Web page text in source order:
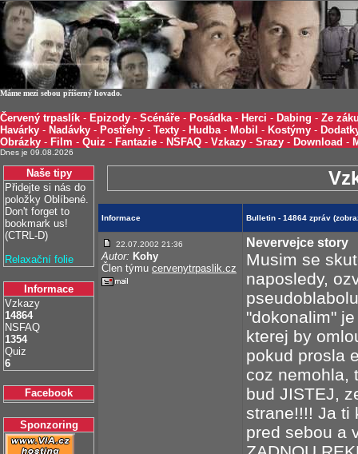
Máme mezi sebou příšerný hovado.
Červený trpaslík - Epizody - Scénáře - Posádka- Herci - Dabing - Ze
Havárky - Nadávky - Postřehy - Texty - Hudba- Mobil - Kostýmy -
Obrázky - Film - Quiz - Fantazie - NSFAQ - Vzkazy - Srazy - Download -
Dnes je 09.08.2026
Naše tipy
Přidejte si nás do
položky Oblíbené.
Don't forget to
bookmark us!
(CTRL-D)
Relaxační folie
Informace
Vzkazy
14864
NSFAQ
1354
Quiz
6
Facebook
Sponzoring
Informace Bulletin - 14864 zpráv
22.07.2002 21:36
Autor: Kohy
Člen týmu cervenytrpaslik.cz
Nevervejce story
Musim se
naposledy,
"dokonalim"
kterej by
pokud prosla
coz nemohla,
bud JISTEJ,
strane!!!! Ja ti
pred sebou a